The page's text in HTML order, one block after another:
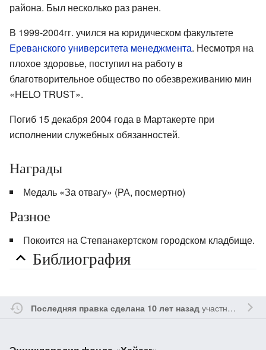
района. Был несколько раз ранен.
В 1999-2004гг. учился на юридическом факультете
Ереванского университета менеджмента. Несмотря на
плохое здоровье, поступил на работу в
благотворительное общество по обезвреживанию мин
«HELO TRUST».
Погиб 15 декабря 2004 года в Мартакерте при
исполнении служебных обязанностей.
Награды
Медаль «За отвагу» (РА, посмертно)
Разное
Покоится на Степанакертском городском кладбище.
Библиография
Последняя правка сделана 10 лет назадучастником